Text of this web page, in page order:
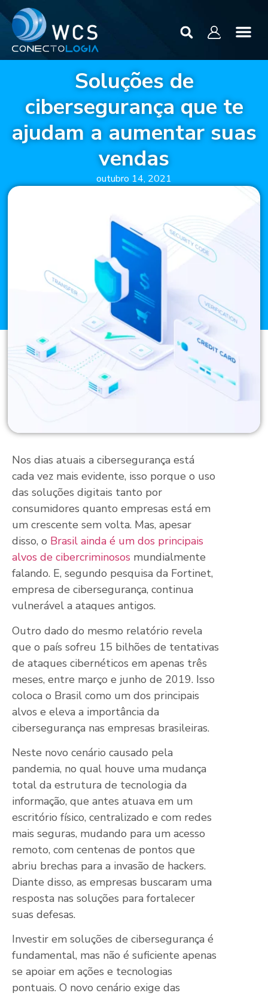
Soluções de
cibersegurança que te
ajudam a aumentar suas
vendas
outubro 14, 2021
Nos dias atuais a cibersegurança está
cada vez mais evidente, isso porque o uso
das soluções digitais tanto por
consumidores quanto empresas está em
um crescente sem volta. Mas, apesar
disso, o Brasil ainda é um dos principais
alvos de cibercriminosos mundialmente
falando. E, segundo pesquisa da Fortinet,
empresa de cibersegurança, continua
vulnerável a ataques antigos.
Outro dado do mesmo relatório revela
que o país sofreu 15 bilhões de tentativas
de ataques cibernéticos em apenas três
meses, entre março e junho de 2019. Isso
coloca o Brasil como um dos principais
alvos e eleva a importância da
cibersegurança nas empresas brasileiras.
Neste novo cenário causado pela
pandemia, no qual houve uma mudança
total da estrutura de tecnologia da
informação, que antes atuava em um
escritório físico, centralizado e com redes
mais seguras, mudando para um acesso
remoto, com centenas de pontos que
abriu brechas para a invasão de hackers.
Diante disso, as empresas buscaram uma
resposta nas soluções para fortalecer
suas defesas.
Investir em soluções de cibersegurança é
fundamental, mas não é suficiente apenas
se apoiar em ações e tecnologias
pontuais. O novo cenário exige das